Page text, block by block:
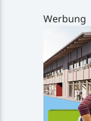
Werbung